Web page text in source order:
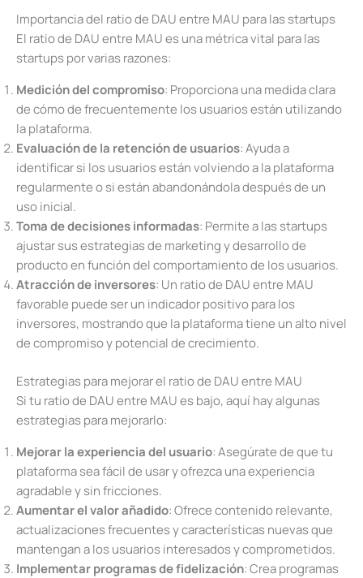
Importancia del ratio de DAU entre MAU para las startups
El ratio de DAU entre MAU es una métrica vital para las
startups por varias razones:
Medición del compromiso: Proporciona una medida clara
de cómo de frecuentemente los usuarios están utilizando
la plataforma.
Evaluación de la retención de usuarios: Ayuda a
identificar si los usuarios están volviendo a la plataforma
regularmente o si están abandonándola después de un
uso inicial.
Toma de decisiones informadas: Permite a las startups
ajustar sus estrategias de marketing y desarrollo de
producto en función del comportamiento de los usuarios.
Atracción de inversores: Un ratio de DAU entre MAU
favorable puede ser un indicador positivo para los
inversores, mostrando que la plataforma tiene un alto nivel
de compromiso y potencial de crecimiento.
Estrategias para mejorar el ratio de DAU entre MAU
Si tu ratio de DAU entre MAU es bajo, aquí hay algunas
estrategias para mejorarlo:
Mejorar la experiencia del usuario: Asegúrate de que tu
plataforma sea fácil de usar y ofrezca una experiencia
agradable y sin fricciones.
Aumentar el valor añadido: Ofrece contenido relevante,
actualizaciones frecuentes y características nuevas que
mantengan a los usuarios interesados y comprometidos.
Implementar programas de fidelización: Crea programas